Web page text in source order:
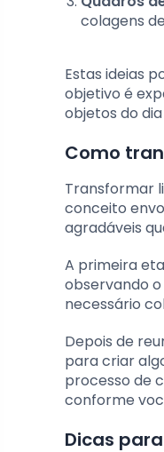
colagens
Estas ideias
objetivo é
objetos do dia
Como
Transformar
conceito
agradáveis
A primeira
observando
necessário
Depois de
para criar
processo de
conforme
Dicas